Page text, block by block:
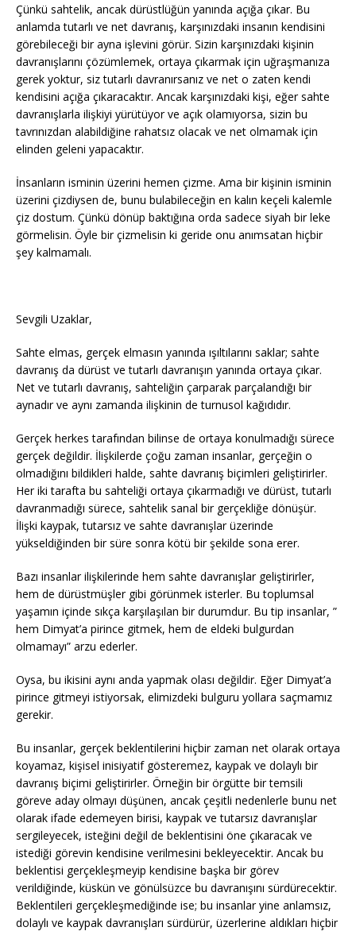
Çünkü sahtelik, ancak dürüstlüğün yanında açığa çıkar. Bu
anlamda tutarlı ve net davranış, karşınızdaki insanın kendisini
görebileceği bir ayna işlevini görür. Sizin karşınızdaki kişinin
davranışlarını çözümlemek, ortaya çıkarmak için uğraşmanıza
gerek yoktur, siz tutarlı davranırsanız ve net o zaten kendi
kendisini açığa çıkaracaktır. Ancak karşınızdaki kişi, eğer sahte
davranışlarla ilişkiyi yürütüyor ve açık olamıyorsa, sizin bu
tavrınızdan alabildiğine rahatsız olacak ve net olmamak için
elinden geleni yapacaktır.
İnsanların isminin üzerini hemen çizme. Ama bir kişinin isminin
üzerini çizdiysen de, bunu bulabileceğin en kalın keçeli kalemle
çiz dostum. Çünkü dönüp baktığına orda sadece siyah bir leke
görmelisin. Öyle bir çizmelisin ki geride onu anımsatan hiçbir
şey kalmamalı.
Sevgili Uzaklar,
Sahte elmas, gerçek elmasın yanında ışıltılarını saklar; sahte
davranış da dürüst ve tutarlı davranışın yanında ortaya çıkar.
Net ve tutarlı davranış, sahteliğin çarparak parçalandığı bir
aynadır ve aynı zamanda ilişkinin de turnusol kağıdıdır.
Gerçek herkes tarafından bilinse de ortaya konulmadığı sürece
gerçek değildir. İlişkilerde çoğu zaman insanlar, gerçeğin o
olmadığını bildikleri halde, sahte davranış biçimleri geliştirirler.
Her iki tarafta bu sahteliği ortaya çıkarmadığı ve dürüst, tutarlı
davranmadığı sürece, sahtelik sanal bir gerçekliğe dönüşür.
İlişki kaypak, tutarsız ve sahte davranışlar üzerinde
yükseldiğinden bir süre sonra kötü bir şekilde sona erer.
Bazı insanlar ilişkilerinde hem sahte davranışlar geliştirirler,
hem de dürüstmüşler gibi görünmek isterler. Bu toplumsal
yaşamın içinde sıkça karşılaşılan bir durumdur. Bu tip insanlar, ”
hem Dimyat’a pirince gitmek, hem de eldeki bulgurdan
olmamayı” arzu ederler.
Oysa, bu ikisini aynı anda yapmak olası değildir. Eğer Dimyat’a
pirince gitmeyi istiyorsak, elimizdeki bulguru yollara saçmamız
gerekir.
Bu insanlar, gerçek beklentilerini hiçbir zaman net olarak ortaya
koyamaz, kişisel inisiyatif gösteremez, kaypak ve dolaylı bir
davranış biçimi geliştirirler. Örneğin bir örgütte bir temsili
göreve aday olmayı düşünen, ancak çeşitli nedenlerle bunu net
olarak ifade edemeyen birisi, kaypak ve tutarsız davranışlar
sergileyecek, isteğini değil de beklentisini öne çıkaracak ve
istediği görevin kendisine verilmesini bekleyecektir. Ancak bu
beklentisi gerçekleşmeyip kendisine başka bir görev
verildiğinde, küskün ve gönülsüzce bu davranışını sürdürecektir.
Beklentileri gerçekleşmediğinde ise; bu insanlar yine anlamsız,
dolaylı ve kaypak davranışları sürdürür, üzerlerine aldıkları hiçbir